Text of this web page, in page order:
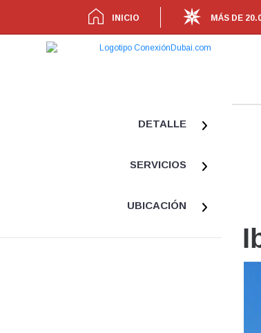
INICIO MÁS DE
DETALLE
SERVICIOS
UBICACIÓN